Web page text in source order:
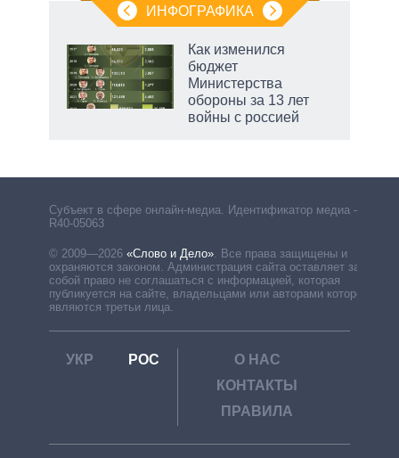
ИНФОГРАФИКА
Как изменился
бюджет
Министерства
обороны за 13 лет
войны с россией
Субъект в сфере онлайн-медиа. Идентификатор медиа –
R40-05063
© 2009—2026 «Слово и Дело». Все права защищены и
охраняются законом. Администрация сайта оставляет за
собой право не соглашаться с информацией, которая
публикуется на сайте, владельцами или авторами которой
являются третьи лица.
УКР РОС
О НАС
КОНТАКТЫ
ПРАВИЛА